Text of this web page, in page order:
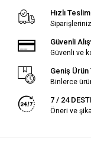
Hızlı
Güvenli
Güvenli ve
Geniş
Binlerce
7 / 24
Öneri ve